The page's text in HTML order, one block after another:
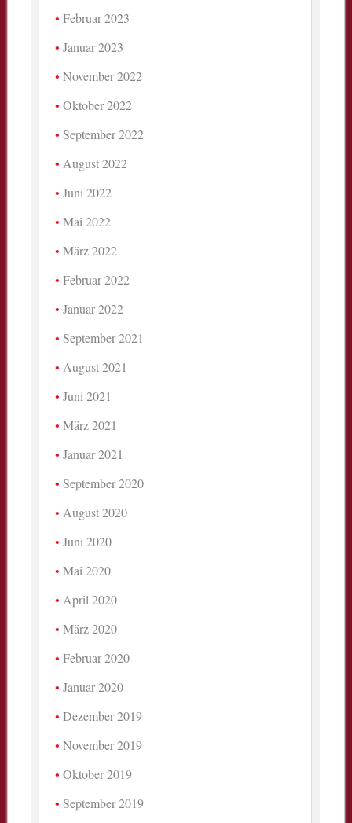
Februar 2023
Januar 2023
November 2022
Oktober 2022
September 2022
August 2022
Juni 2022
Mai 2022
März 2022
Februar 2022
Januar 2022
September 2021
August 2021
Juni 2021
März 2021
Januar 2021
September 2020
August 2020
Juni 2020
Mai 2020
April 2020
März 2020
Februar 2020
Januar 2020
Dezember 2019
November 2019
Oktober 2019
September 2019